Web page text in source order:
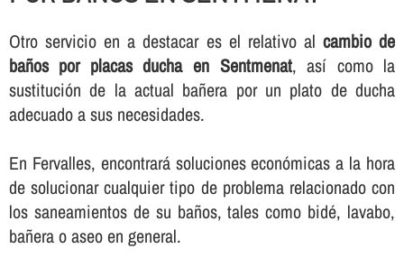
Otro servicio en a destacar es el relativo alcambio de
baños por placas ducha en Sentmenat, así­ como la
sustitución de la actual bañera por un plato de ducha
adecuado a sus necesidades.
En Fervalles, encontrará soluciones económicas a la hora
de solucionar cualquier tipo de problema relacionado con
los saneamientos de su baños, tales como bidé, lavabo,
bañera o aseo en general.